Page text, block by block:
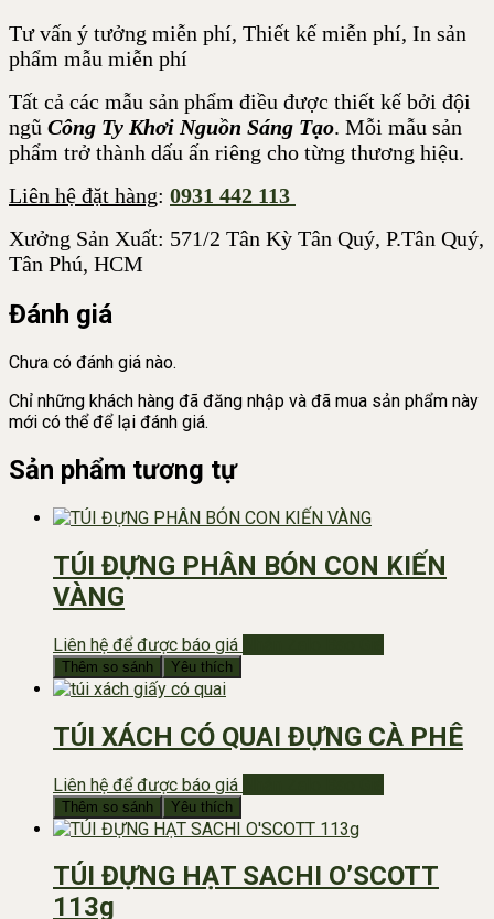
Tư vấn ý tưởng miễn phí, Thiết kế miễn phí, In sản
phẩm mẫu miễn phí
Tất cả các mẫu sản phẩm điều được thiết kế bởi đội
ngũ Công Ty Khơi Nguồn Sáng Tạo. Mỗi mẫu sản
phẩm trở thành dấu ấn riêng cho từng thương hiệu.
Liên hệ đặt hàng: 0931 442 113
Xưởng Sản Xuất: 571/2 Tân Kỳ Tân Quý, P.Tân Quý,
Tân Phú, HCM
Đánh giá
Chưa có đánh giá nào.
Chỉ những khách hàng đã đăng nhập và đã mua sản phẩm này
mới có thể để lại đánh giá.
Sản phẩm tương tự
TÚI ĐỰNG PHÂN BÓN CON KIẾN
VÀNG
Liên hệ để được báo giá
Thêm so sánh Yêu thích
TÚI XÁCH CÓ QUAI ĐỰNG CÀ PHÊ
Liên hệ để được báo giá
Thêm so sánh Yêu thích
TÚI ĐỰNG HẠT SACHI O’SCOTT
113g